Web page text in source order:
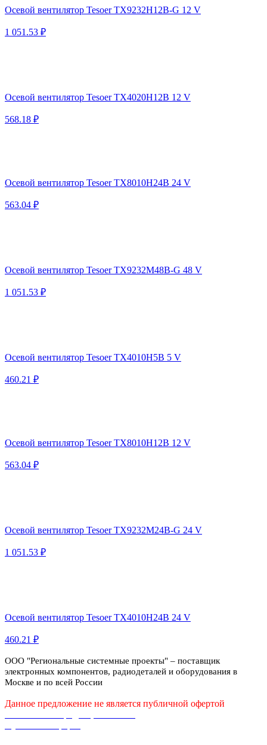
Осевой вентилятор Tesoer TX9232H12B-G 12 V
1 051.53 ₽
Осевой вентилятор Tesoer TX4020H12B 12 V
568.18 ₽
Осевой вентилятор Tesoer TX8010H24B 24 V
563.04 ₽
Осевой вентилятор Tesoer TX9232M48B-G 48 V
1 051.53 ₽
Осевой вентилятор Tesoer TX4010H5B 5 V
460.21 ₽
Осевой вентилятор Tesoer TX8010H12B 12 V
563.04 ₽
Осевой вентилятор Tesoer TX9232M24B-G 24 V
1 051.53 ₽
Осевой вентилятор Tesoer TX4010H24B 24 V
460.21 ₽
ООО "Региональные системные проекты" – поставщик
электронных компонентов, радиодеталей и оборудования в
Москве и по всей России
Данное предложение не является публичной офертой